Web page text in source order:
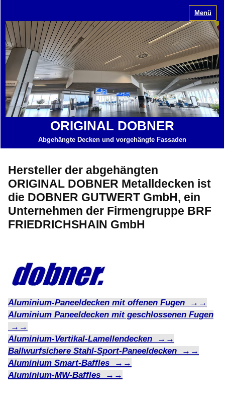
Menü
ORIGINAL DOBNER
Abgehängte Decken und vorgehängte Fassaden
Hersteller der abgehängten
ORIGINAL DOBNER Metalldecken ist
die DOBNER GUTWERT GmbH, ein
Unternehmen der Firmengruppe BRF
FRIEDRICHSHAIN GmbH
Aluminium-Paneeldecken mit offenen Fugen →→
Aluminium Paneeldecken mit geschlossenen Fugen
→→
Aluminium-Vertikal-Lamellendecken →→
Ballwurfsichere Stahl-Sport-Paneeldecken →→
Aluminium Smart-Baffles →→
Aluminium-MW-Baffles →→